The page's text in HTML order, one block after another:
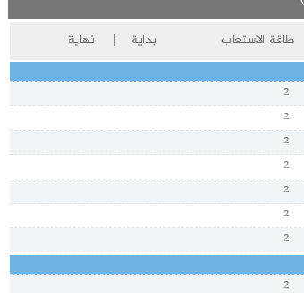
طاقة الاستعاب بداية | نهاية
2
2
2
2
2
2
2
2